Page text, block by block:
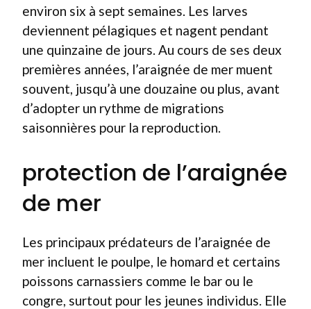
environ six à sept semaines. Les larves
deviennent pélagiques et nagent pendant
une quinzaine de jours. Au cours de ses deux
premières années, l’araignée de mer muent
souvent, jusqu’à une douzaine ou plus, avant
d’adopter un rythme de migrations
saisonnières pour la reproduction.
protection de l’araignée
de mer
Les principaux prédateurs de l’araignée de
mer incluent le poulpe, le homard et certains
poissons carnassiers comme le bar ou le
congre, surtout pour les jeunes individus. Elle